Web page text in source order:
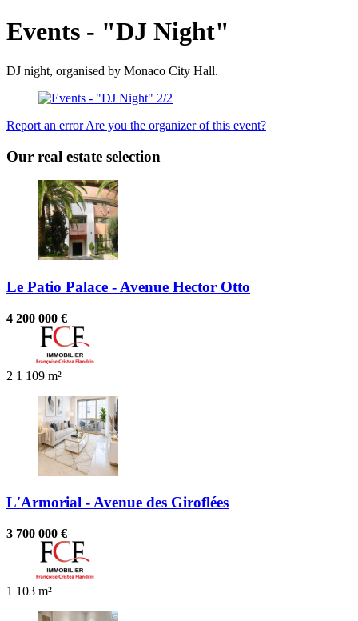
Events - "DJ Night"
DJ night, organised by Monaco City Hall.
Report an errorAre you the organizer of this event?
Our real estate selection
Le Patio Palace - Avenue Hector Otto
4 200 000 €
2 1 109 m²
L'Armorial - Avenue des Giroflées
3 700 000 €
1 103 m²